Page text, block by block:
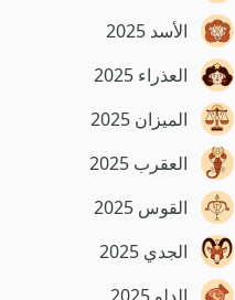
الأسد 2025
العذراء 2025
الميزان 2025
العقرب 2025
القوس 2025
الجدي 2025